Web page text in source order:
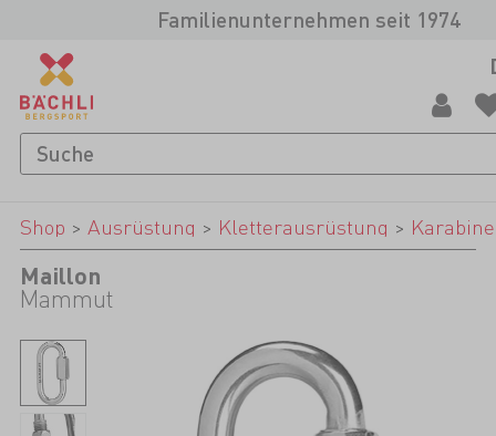
Familienunternehmen seit 1974
Shop > Ausrüstung > Kletterausrüstung >
Maillon
Mammut